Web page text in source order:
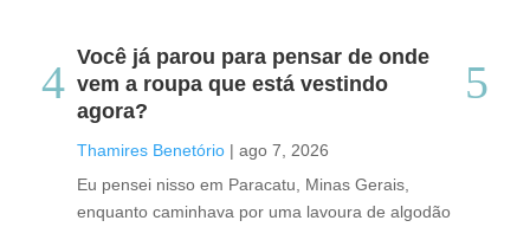
Você já parou para pensar de onde
vem a roupa que está vestindo
agora?
Thamires Benetório | ago 7, 2026
Eu pensei nisso em Paracatu, Minas Gerais,
enquanto caminhava por uma lavoura de algodão